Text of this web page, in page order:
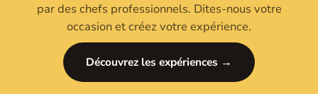
par des chefs professionnels. Dites-nous votre
occasion et créez votre expérience.
Découvrez les expériences →